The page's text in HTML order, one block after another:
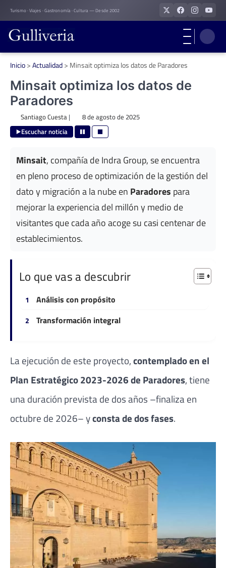
Skip
to
content
Turismo · Viajes · Gastronomía · Cultura — Desde 2002
Inicio>Actualidad> Minsait optimiza los datos de Paradores
Minsait optimiza los datos de
Paradores
Santiago Cuesta| 8 de agosto de 2025
Escuchar noticia
Minsait, compañía de Indra Group, se encuentra
en pleno proceso de optimización de la gestión del
dato y migración a la nube en Paradores para
mejorar la experiencia del millón y medio de
visitantes que cada año acoge su casi centenar de
establecimientos.
Lo que vas a descubrir
Análisis con propósito
Transformación integral
La ejecución de este proyecto,contemplado en el
Plan Estratégico 2023-2026 de Paradores, tiene
una duración prevista de dos años –finaliza en
octubre de 2026– yconsta de dos fases.